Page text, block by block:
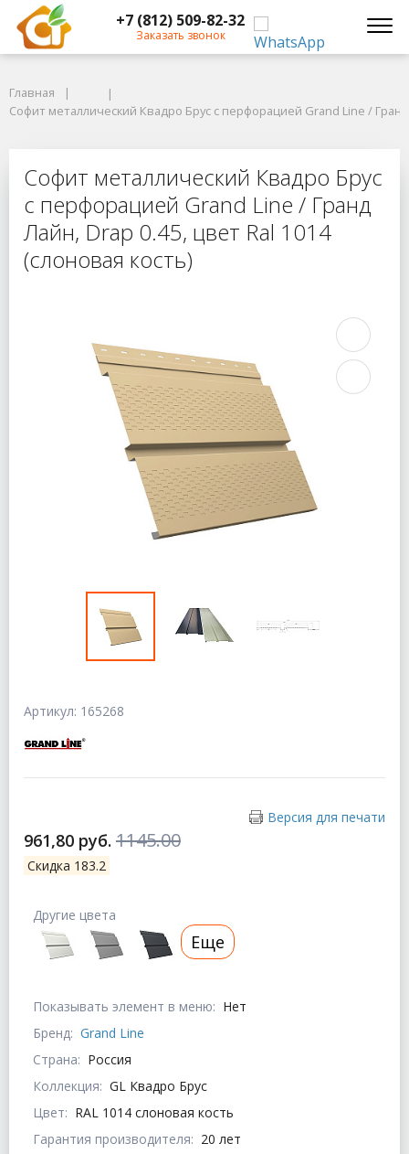
+7 (812) 509-82-32
Заказать звонок
Софит металлический Квадро Брус с перфорацией Grand Line / Гранд
Софит металлический Квадро
Главная
Софит металлический Квадро Брус с перфорацией Grand Line /
Софит металлический Квадро Брус
с перфорацией Grand Line / Гранд
Лайн, Drap 0.45, цвет Ral 1014
(слоновая кость)
Артикул: 165268
Версия для печати
961,80 руб. 1145.00
Скидка 183.2
Показывать элемент в меню: Нет
Бренд: Grand Line
Страна: Россия
Коллекция: GL Квадро Брус
Цвет: RAL 1014 слоновая кость
Гарантия производителя: 20 лет
Другие цвета
Еще